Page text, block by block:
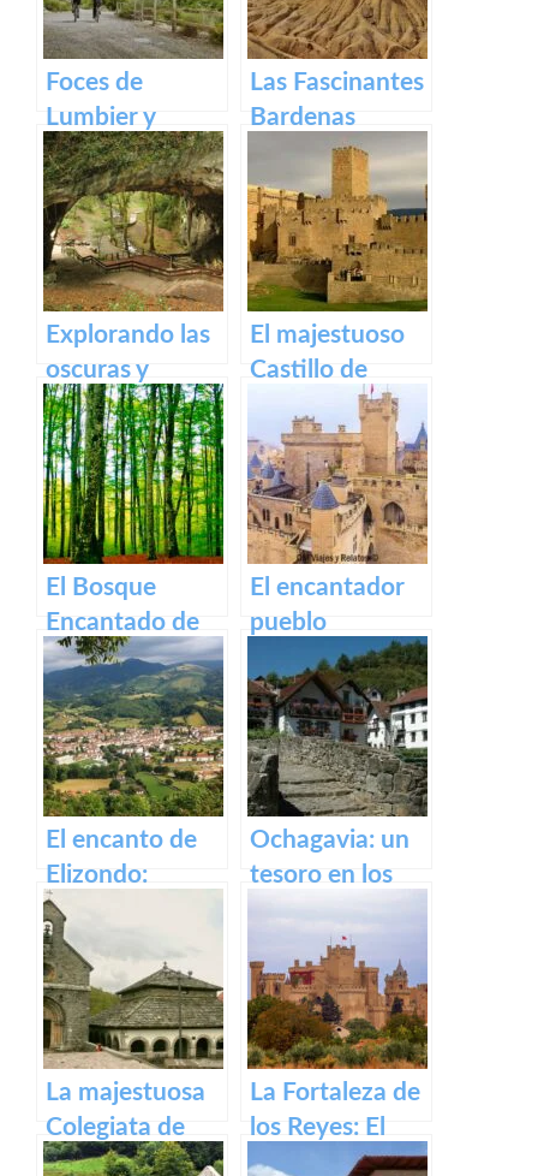
Foces de
Lumbier y
Arbaiun en
Navarra:
Descubriendo
la belleza
natural del
norte de
España
Las Fascinantes
Bardenas
Reales: Un
tesoro natural
en España
Explorando las
oscuras y
misteriosas
Cuevas de
Zugarramurdi
El majestuoso
Castillo de
Javier: historia y
legado.
El Bosque
Encantado de
Irati
El encantador
pueblo
medieval de
Olite y su
impresionante
Castillo Palacio
Real.
El encanto de
Elizondo:
Descubre la
belleza de este
pueblo.
Ochagavia: un
tesoro en los
Pirineos
La majestuosa
Colegiata de
Roncesvalles:
La Fortaleza de
los Reyes: El
Castillo de Olite